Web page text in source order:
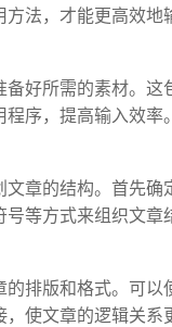
法，才能更高效地
好所需的素材。这
序，提高输入效率。
章的结构。首先
等方式来组织文章
排版和格式。可
使文章的逻辑关系